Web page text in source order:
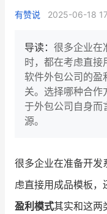
增长产品指南
智库
产品更新动态
新零售资讯
有赞说 2025-06-18
导读： 很多企业在
时，都在考虑直接
软件外包公司的盈
关。选择哪种合作
于外包公司自身而
源。
很多企业在准备开发
虑直接用成品模板，
盈利模式其实和这两